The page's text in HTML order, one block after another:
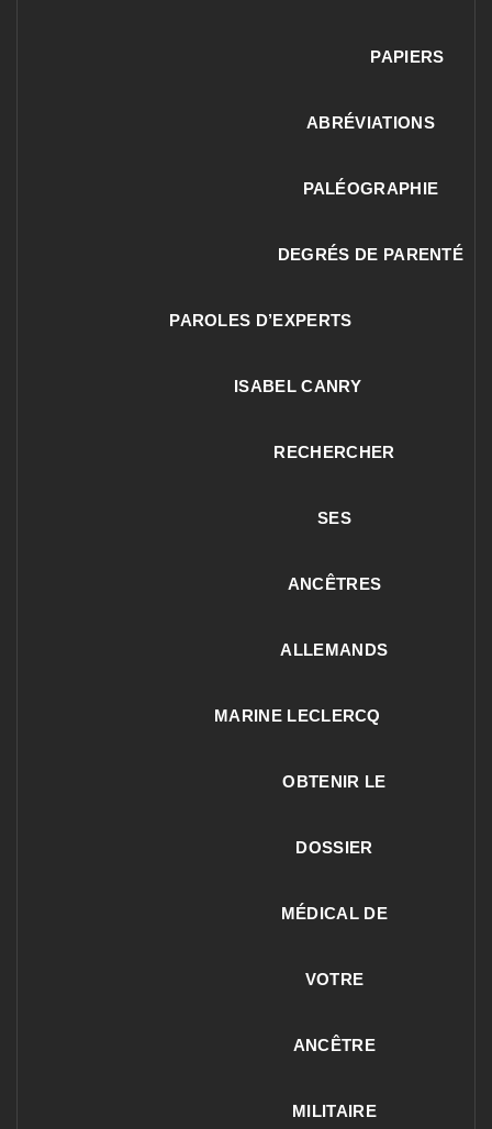
PAPIERS
ABRÉVIATIONS
PALÉOGRAPHIE
DEGRÉS DE PARENTÉ
PAROLES D’EXPERTS
ISABEL CANRY
RECHERCHER
SES
ANCÊTRES
ALLEMANDS
MARINE LECLERCQ
OBTENIR LE
DOSSIER
MÉDICAL DE
VOTRE
ANCÊTRE
MILITAIRE